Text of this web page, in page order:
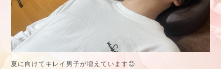
夏に向けてキレイ男子が増えています😊